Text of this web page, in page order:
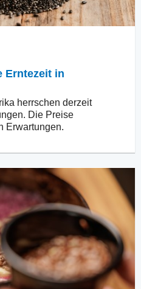
Erntezeit in
herrschen derzeit
Die Preise
Erwartungen.